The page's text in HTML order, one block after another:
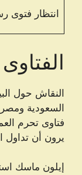
انتظار فتوى
النقاش حول
السعودية ومصر
فتاوى تحرم
يرون أن تداول